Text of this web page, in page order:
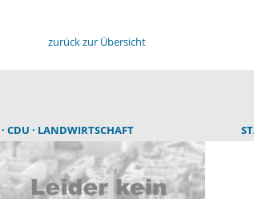
zurück zur Übersicht
CDU LANDWIRTSCHAFT